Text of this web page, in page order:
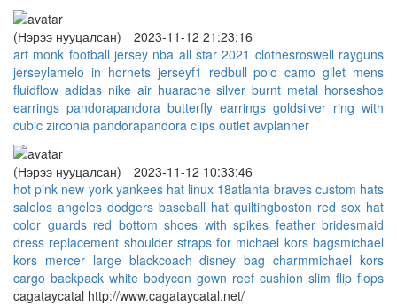
(Нэрээ нууцалсан)
2023-11-12 21:23:16
art monk football jersey nba all star 2021 clothesroswell rayguns
jerseylamelo in hornets jerseyf1 redbull polo camo gilet mens
fluidflow adidas nike air huarache silver burnt metal horseshoe
earrings pandorapandora butterfly earrings goldsilver ring with
cubic zirconia pandorapandora clips outlet avplanner
(Нэрээ нууцалсан)
2023-11-12 10:33:46
hot pink new york yankees hat linux 18atlanta braves custom hats
salelos angeles dodgers baseball hat quiltingboston red sox hat
color guards red bottom shoes with spikes feather bridesmaid
dress replacement shoulder straps for michael kors bagsmichael
kors mercer large blackcoach disney bag charmmichael kors
cargo backpack white bodycon gown reef cushion slim flip flops
cagataycatal http://www.cagataycatal.net/